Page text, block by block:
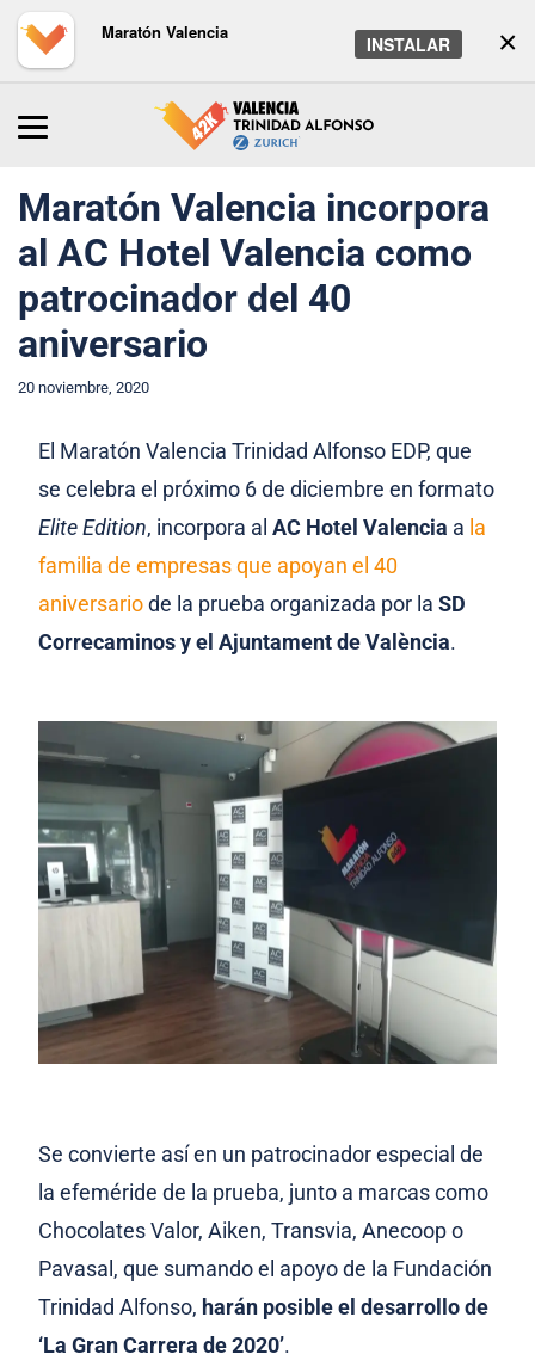
×
Maratón Valencia
INSTALAR
Noticias
Maratón Valencia incorpora
al AC Hotel Valencia como
patrocinador del 40
aniversario
20 noviembre, 2020
El Maratón Valencia Trinidad Alfonso EDP, que
se celebra el próximo 6 de diciembre en formato
Elite Edition, incorpora alAC Hotel Valencia a la
familia de empresas que apoyan el 40
aniversariode la prueba organizada por laSD
Correcaminos y el Ajuntament de València.
Se convierte así en un patrocinador especial de
la efeméride de la prueba, junto a marcas como
Chocolates Valor, Aiken, Transvia, Anecoop o
Pavasal, que sumando el apoyo de la Fundación
Trinidad Alfonso, harán posible el desarrollo de
‘La Gran Carrera de 2020’.